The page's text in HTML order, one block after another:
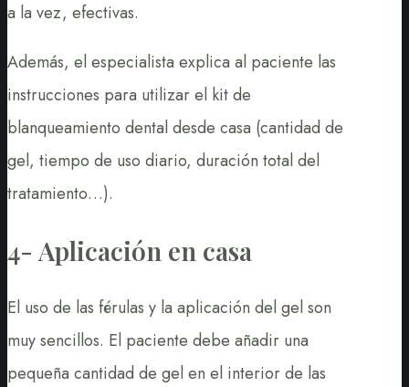
a la vez, efectivas.
Además, el especialista explica al paciente las
instrucciones para utilizar el kit de
blanqueamiento dental desde casa (cantidad de
gel, tiempo de uso diario, duración total del
tratamiento…).
4- Aplicación en casa
El uso de las férulas y la aplicación del gel son
muy sencillos. El paciente debe añadir una
pequeña cantidad de gel en el interior de las